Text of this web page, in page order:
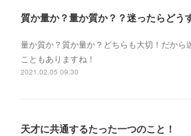
量か質か？ 質か量か？ どちらも大切！だから
こともありますね！
2021.02.05 09:30
天才に共通するたった一つのこと！